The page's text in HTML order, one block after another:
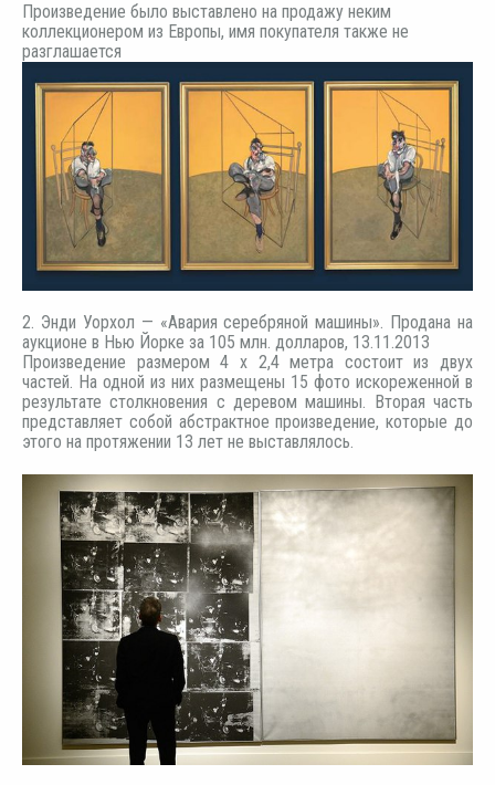
Произведение было выставлено на продажу неким
коллекционером из Европы, имя покупателя также не
разглашается
2. Энди Уорхол — «Авария серебряной машины». Продана на
аукционе в Нью Йорке за 105 млн. долларов, 13.11.2013
Произведение размером 4 х 2,4 метра состоит из двух
частей. На одной из них размещены 15 фото искореженной в
результате столкновения с деревом машины. Вторая часть
представляет собой абстрактное произведение, которые до
этого на протяжении 13 лет не выставлялось.